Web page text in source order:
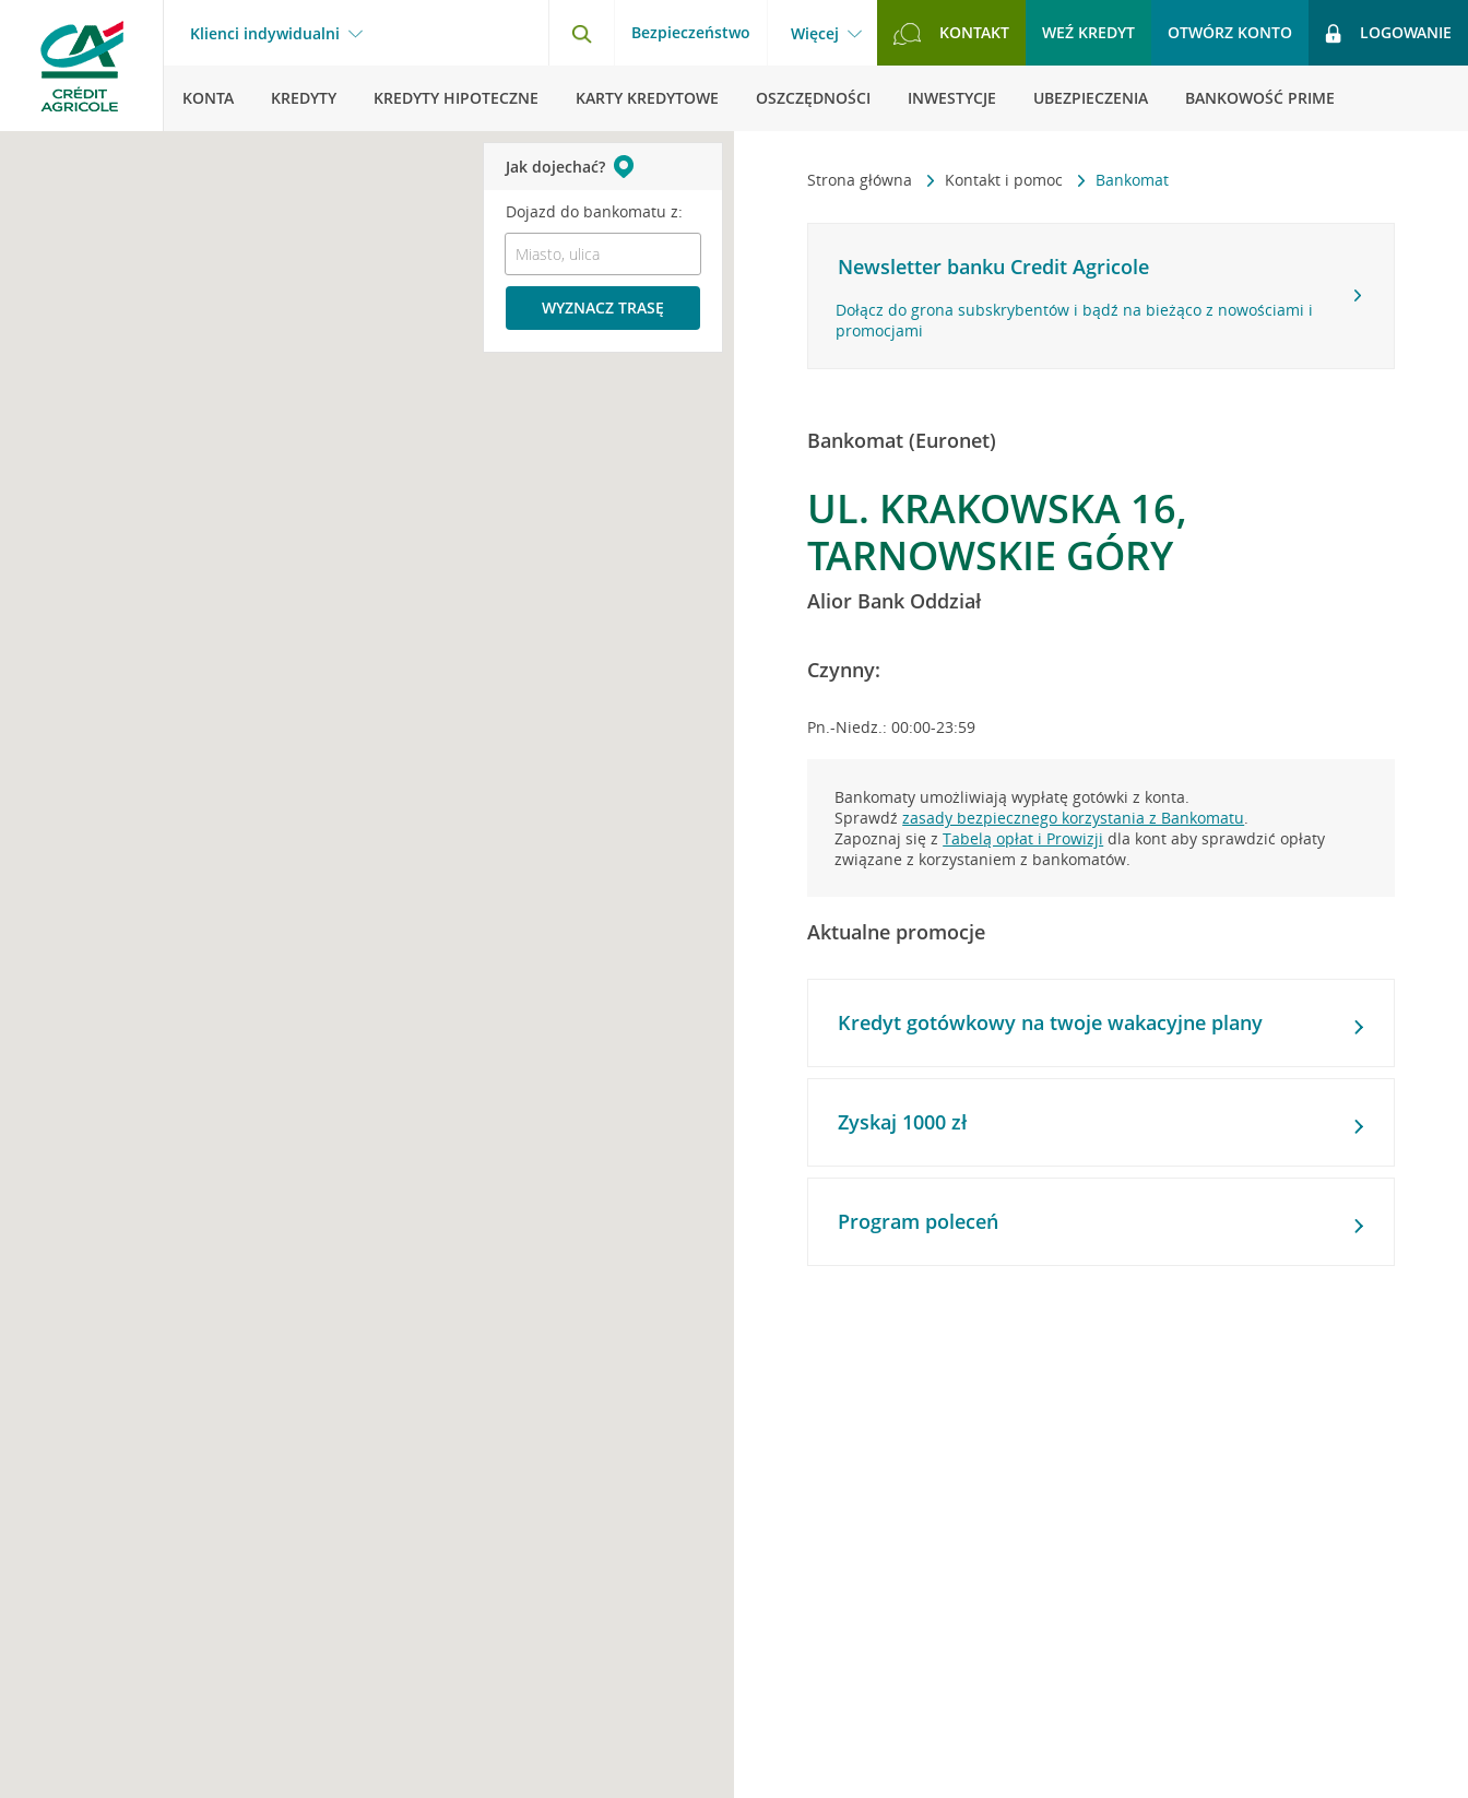
Klienci indywidualni Bezpieczeństwo Więcej KONTAKT WEŹ KREDYT OTWÓRZ KONTO LOGOWANIE
KONTA KREDYTY KREDYTY HIPOTECZNE KARTY KREDYTOWE OSZCZĘDNOŚCI INWESTYCJE UBEZPIECZENIA BANKOWOŚĆ PRIME
Strona główna Kontakt i pomoc Bankomat
Newsletter banku Credit Agricole
Dołącz do grona subskrybentów i bądź na bieżąco z nowościami i
promocjami
Bankomat (Euronet)
UL. KRAKOWSKA 16,
TARNOWSKIE GÓRY
Alior Bank Oddział
Czynny:
Pn.-Niedz.: 00:00-23:59
Bankomaty umożliwiają wypłatę gotówki z konta.
Sprawdźzasady bezpiecznego korzystania z Bankomatu.
Zapoznaj się zTabelą opłat i Prowizji dla kont aby sprawdzić opłaty
związane z korzystaniem z bankomatów.
Aktualne promocje
Kredyt gotówkowy na twoje wakacyjne plany
Zyskaj 1000 zł
Program poleceń
Jak dojechać?
Dojazd do bankomatu z:
WYZNACZ TRASĘ